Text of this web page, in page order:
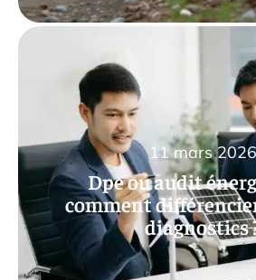
Dpe ou audit
comment
diagnostics
11 mars 2026